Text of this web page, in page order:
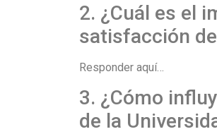
2. ¿Cuál es el
satisfacción
Responder aquí…
3. ¿Cómo
de la